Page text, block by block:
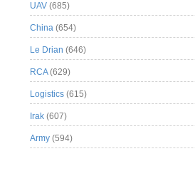
UAV (685)
China (654)
Le Drian (646)
RCA(629)
Logistics (615)
Irak (607)
Army (594)